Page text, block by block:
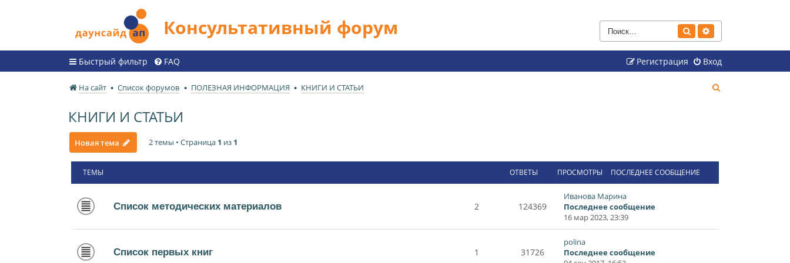
Консультативный форум Поиск
Быстрый фильтр FAQ Вход
Регистрация
На сайт Список форумов ПОЛЕЗНАЯ ИНФОРМАЦИЯ КНИГИ И СТАТЬИ
КНИГИ И СТАТЬИ
Новая тема 2 темы • Страница 1 из 1
ТЕМЫ ОТВЕТЫ ПРОСМОТРЫ ПОСЛЕДНЕЕ СООБЩЕНИЕ
Список методических материалов 2 124369
Иванова Марина
Последнее сообщение
16 мар 2023, 23:39
Список первых книг 1 31726
polina
Последнее сообщение